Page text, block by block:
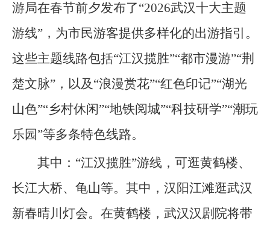
游局在春节前夕发布了“2026武汉十大主题
游线”，为市民游客提供多样化的出游指引。
这些主题线路包括“江汉揽胜”“都市漫游”“荆
楚文脉”，以及“浪漫赏花”“红色印记”“湖光
山色”“乡村休闲”“地铁阅城”“科技研学”“潮玩
乐园”等多条特色线路。
其中：“江汉揽胜”游线，可逛黄鹤楼、
长江大桥、龟山等。其中，汉阳江滩逛武汉
新春晴川灯会。在黄鹤楼，武汉汉剧院将带